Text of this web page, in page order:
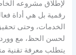
لإطلاق مشروعه
رقمية بل هي أداة
الخدمات، وحتى
لحسن الحظ، مع
يتطلب معرفة تقنية